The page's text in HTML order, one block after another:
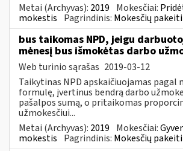
Metai (Archyvas): 2019 Mokesčiai:
mokestis Pagrindinis: Mokesčių
bus taikomas NPD, jeigu
mėnesį bus išmokėtas darbo
Web turinio sąrašas 2019-03-12
Taikytinas NPD apskaičiuojamas pagal
formulę, įvertinus bendrą darbo
pašalpos sumą, o pritaikomas
užmokesčiui...
Metai (Archyvas): 2019 Mokesčiai:
mokestis Pagrindinis: Mokesčių